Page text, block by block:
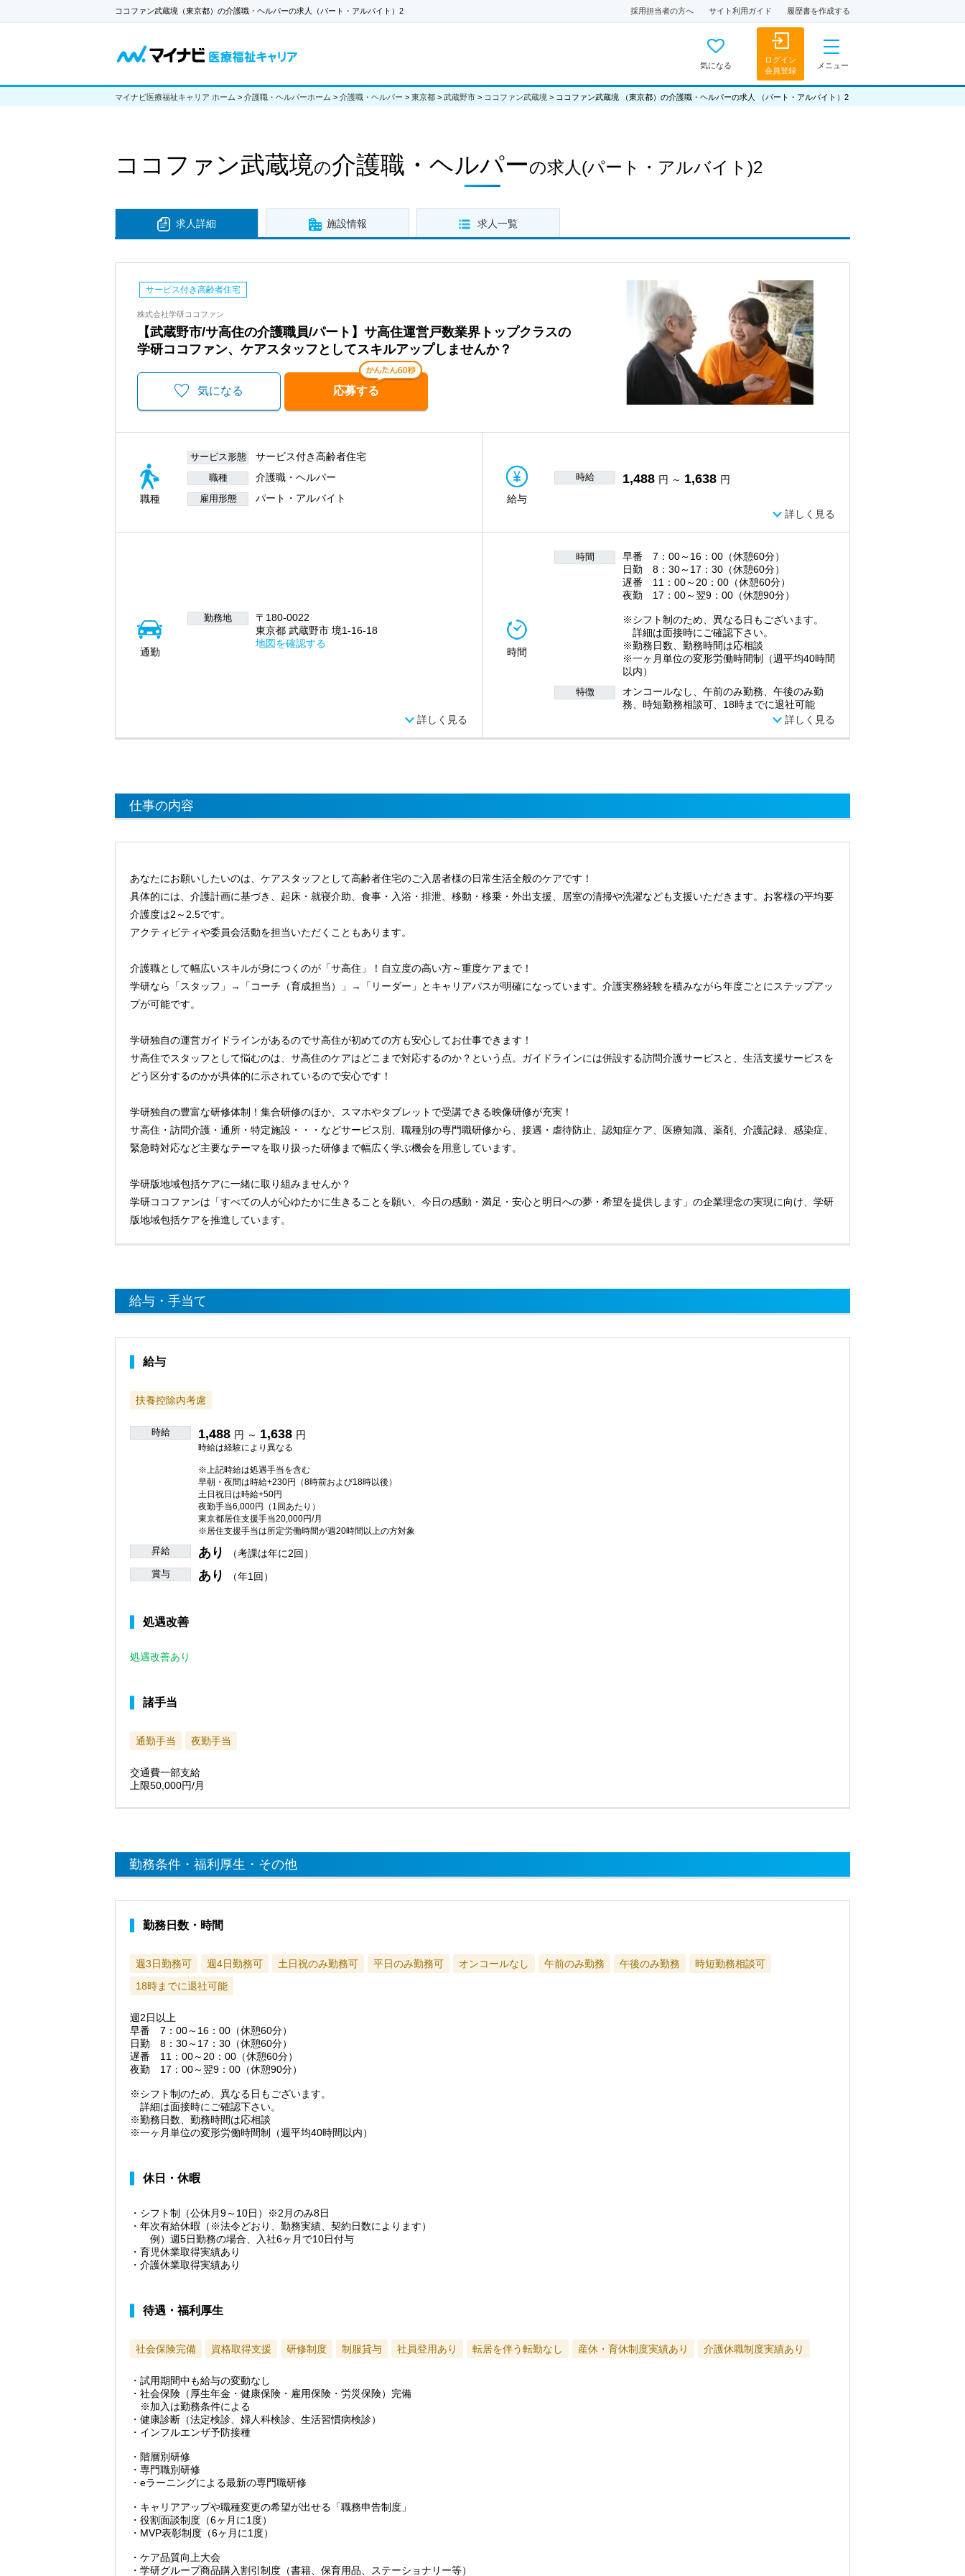
ココファン武蔵境（東京都）の介護職・ヘルパーの求人（パート・アルバイト）2 採用担当者の方へ サイト利用ガイド 履歴書を作成する
気になる
ログイン
会員登録
メニュー
マイナビ医療福祉キャリア ホーム > 介護職・ヘルパーホーム > 介護職・ヘルパー > 東京都 > 武蔵野市 > ココファン武蔵境 > ココファン武蔵境 （東京都）の介護職・ヘルパーの求人 （パート・アルバイト）2
ココファン武蔵境の介護職・ヘルパーの求人 (パート・アルバイト)2
求人詳細 施設情報 求人一覧
サービス付き高齢者住宅
株式会社学研ココファン
【武蔵野市/サ高住の介護職員/パート】サ高住運営戸数業界トップクラスの
学研ココファン、ケアスタッフとしてスキルアップしませんか？
気になる 応募する
職種
サービス形態 サービス付き高齢者住宅
職種 介護職・ヘルパー
雇用形態 パート・アルバイト 給与
時給 1,488 円 ～ 1,638 円
詳しく見る
通勤
勤務地
〒180-0022
東京都 武蔵野市 境1-16-18
地図を確認する
詳しく見る
時間
時間
早番 7：00～16：00（休憩60分）
日勤 8：30～17：30（休憩60分）
遅番 11：00～20：00（休憩60分）
夜勤 17：00～翌9：00（休憩90分）
※シフト制のため、異なる日もございます。
詳細は面接時にご確認下さい。
※勤務日数、勤務時間は応相談
※一ヶ月単位の変形労働時間制（週平均40時間
以内）
特徴
オンコールなし、午前のみ勤務、午後のみ勤
務、時短勤務相談可、18時までに退社可能
詳しく見る
仕事の内容
あなたにお願いしたいのは、ケアスタッフとして高齢者住宅のご入居者様の日常生活全般のケアです！
具体的には、介護計画に基づき、起床・就寝介助、食事・入浴・排泄、移動・移乗・外出支援、居室の清掃や洗濯なども支援いただきます。お客様の平均要
介護度は2～2.5です。
アクティビティや委員会活動を担当いただくこともあります。
介護職として幅広いスキルが身につくのが「サ高住」！自立度の高い方～重度ケアまで！
学研なら「スタッフ」→「コーチ（育成担当）」→「リーダー」とキャリアパスが明確になっています。介護実務経験を積みながら年度ごとにステップアッ
プが可能です。
学研独自の運営ガイドラインがあるのでサ高住が初めての方も安心してお仕事できます！
サ高住でスタッフとして悩むのは、サ高住のケアはどこまで対応するのか？という点。ガイドラインには併設する訪問介護サービスと、生活支援サービスを
どう区分するのかが具体的に示されているので安心です！
学研独自の豊富な研修体制！集合研修のほか、スマホやタブレットで受講できる映像研修が充実！
サ高住・訪問介護・通所・特定施設・・・などサービス別、職種別の専門職研修から、接遇・虐待防止、認知症ケア、医療知識、薬剤、介護記録、感染症、
緊急時対応など主要なテーマを取り扱った研修まで幅広く学ぶ機会を用意しています。
学研版地域包括ケアに一緒に取り組みませんか？
学研ココファンは「すべての人が心ゆたかに生きることを願い、今日の感動・満足・安心と明日への夢・希望を提供します」の企業理念の実現に向け、学研
版地域包括ケアを推進しています。
給与・手当て
給与
扶養控除内考慮
時給 1,488 円 ～ 1,638 円
時給は経験により異なる
※上記時給は処遇手当を含む
早朝・夜間は時給+230円（8時前および18時以後）
土日祝日は時給+50円
夜勤手当6,000円（1回あたり）
東京都居住支援手当20,000円/月
※居住支援手当は所定労働時間が週20時間以上の方対象
昇給 あり （考課は年に2回）
賞与 あり （年1回）
処遇改善
処遇改善あり
諸手当
通勤手当 夜勤手当
交通費一部支給
上限50,000円/月
勤務条件・福利厚生・その他
勤務日数・時間
週3日勤務可 週4日勤務可 土日祝のみ勤務可 平日のみ勤務可 オンコールなし 午前のみ勤務 午後のみ勤務
時短勤務相談可
18時までに退社可能
週2日以上
早番 7：00～16：00（休憩60分）
日勤 8：30～17：30（休憩60分）
遅番 11：00～20：00（休憩60分）
夜勤 17：00～翌9：00（休憩90分）
※シフト制のため、異なる日もございます。
詳細は面接時にご確認下さい。
※勤務日数、勤務時間は応相談
※一ヶ月単位の変形労働時間制（週平均40時間以内）
休日・休暇
・シフト制（公休月9～10日）※2月のみ8日
・年次有給休暇（※法令どおり、勤務実績、契約日数によります）
例）週5日勤務の場合、入社6ヶ月で10日付与
・育児休業取得実績あり
・介護休業取得実績あり
待遇・福利厚生
社会保険完備 資格取得支援 研修制度 制服貸与 社員登用あり 転居を伴う転勤なし 産休・育休制度実績あり 介護休職制度実績あり
・試用期間中も給与の変動なし
・社会保険（厚生年金・健康保険・雇用保険・労災保険）完備
※加入は勤務条件による
・健康診断（法定検診、婦人科検診、生活習慣病検診）
・インフルエンザ予防接種
・階層別研修
・専門職別研修
・eラーニングによる最新の専門職研修
・キャリアアップや職種変更の希望が出せる「職務申告制度」
・役割面談制度（6ヶ月に1度）
・MVP表彰制度（6ヶ月に1度）
・ケア品質向上大会
・学研グループ商品購入割引制度（書籍、保育用品、ステーショナリー等）